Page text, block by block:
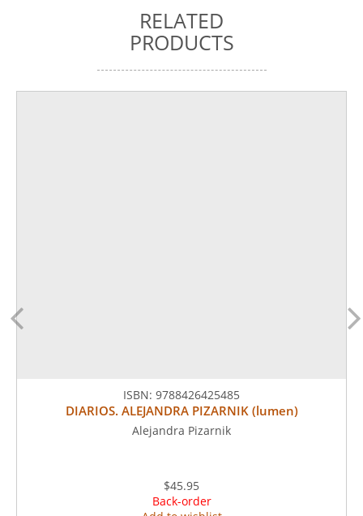
RELATED
PRODUCTS
ISBN: 9788426425485
DIARIOS. ALEJANDRA PIZARNIK (lumen)
Alejandra Pizarnik
$45.95
Back-order